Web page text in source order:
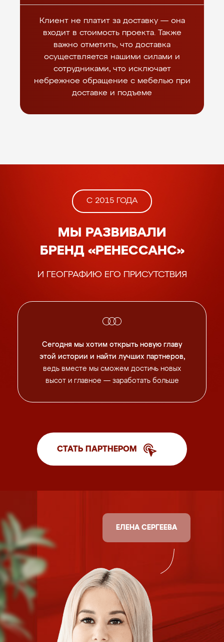
Клиент не платит за доставку — она
входит в стоимость проекта. Также
важно отметить, что доставка
осуществляется нашими силами и
сотрудниками, что исключает
небрежное обращение с мебелью при
доставке и подъеме
С 2015 ГОДА
МЫ РАЗВИВАЛИ
БРЕНД «РЕНЕССАНС»
И ГЕОГРАФИЮ ЕГО ПРИСУТСТВИЯ
Сегодня мы хотим открыть новую главу
этой истории и найти лучших партнеров,
ведь вместе мы сможем достичь новых
высот и главное — заработать больше
СТАТЬ ПАРТНЕРОМ
ЕЛЕНА СЕРГЕЕВА